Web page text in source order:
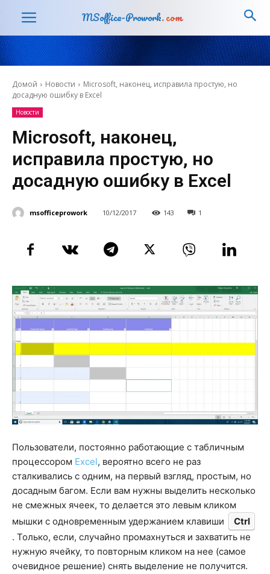
MSoffice-Prowork.com
Домой Новости
Microsoft, наконец, исправила простую, но
досадную ошибку в Excel
Новости
Microsoft, наконец,
исправила простую, но
досадную ошибку в Excel
msofficeprowork 10/12/2017 143 1
Пользователи, постоянно работающие с табличным
процессором Excel, вероятно всего не раз
сталкивались с одним, на первый взгляд, простым, но
досадным багом. Если вам нужны выделить несколько
не смежных ячеек, то делается это левым кликом
мышки с одновременным удержанием клавиши
Ctrl
. Только, если, случайно промахнуться и захватить не
нужную ячейку, то повторным кликом на нее (самое
очевидное решение) снять выделение не получится.